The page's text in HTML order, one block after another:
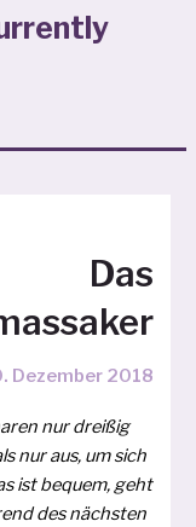
Das
Dezember 2018
nur drei­ßig
nur aus, um sich
ist bequem, geht
des nächs­ten